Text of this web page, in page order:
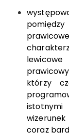
którzy
coraz